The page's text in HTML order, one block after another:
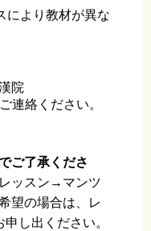
により教材が異な
院
連絡ください。
ご了承くださ
ッスン→マンツ
望の場合は、レ
し出ください。